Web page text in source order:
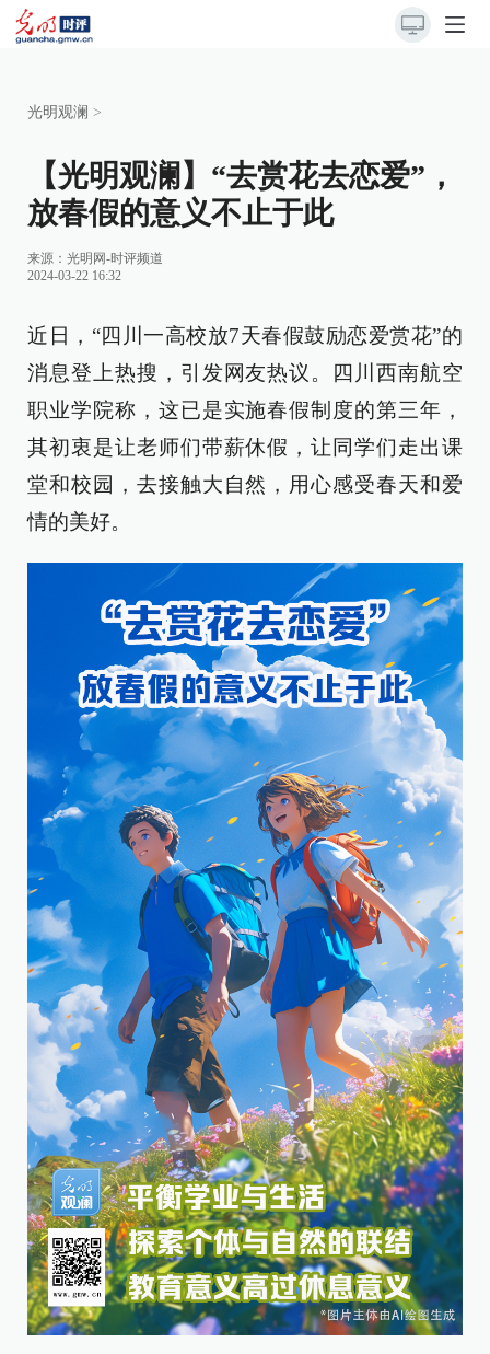
光明观澜 >
【光明观澜】“去赏花去恋爱”，
放春假的意义不止于此
来源： 光明网-时评频道
2024-03-22 16:32
近日，“四川一高校放7天春假鼓励恋爱赏花”的
消息登上热搜，引发网友热议。四川西南航空
职业学院称，这已是实施春假制度的第三年，
其初衷是让老师们带薪休假，让同学们走出课
堂和校园，去接触大自然，用心感受春天和爱
情的美好。